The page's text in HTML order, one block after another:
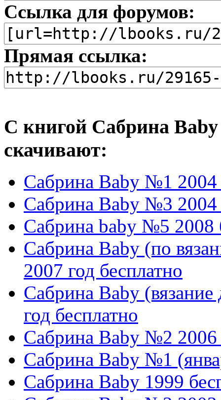
Ссылка для форумов:
Прямая ссылка:
С книгой Сабрина Baby
скачивают:
Сабрина Baby №1 2004
Сабрина Baby №3 2004
Сабрина baby №5 2008
Сабрина Baby (по
2007 год бесплатно
Сабрина Baby (вязание
год бесплатно
Сабрина Baby №2 2006
Сабрина Baby №1
Сабрина Baby 1999